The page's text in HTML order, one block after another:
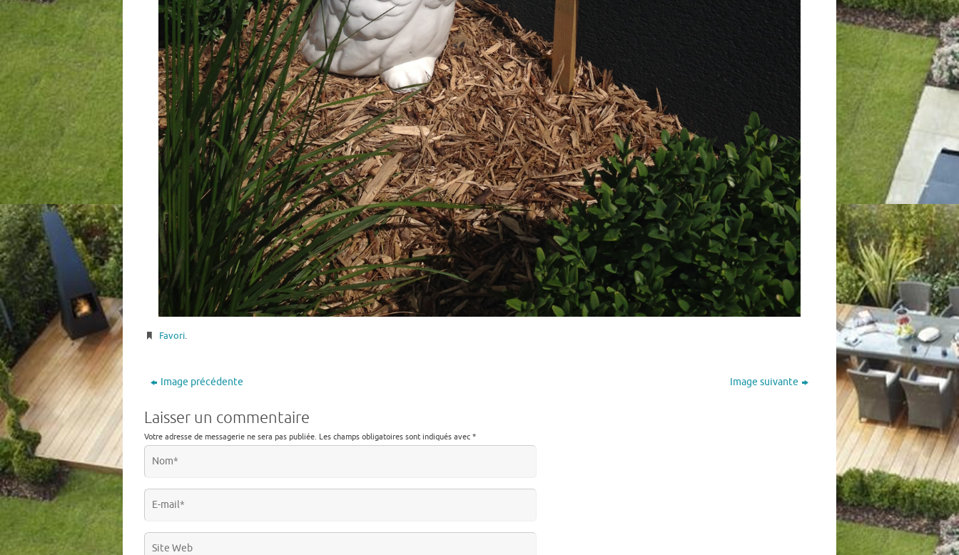
Favori.
Image précédente Image suivante
Laisser un commentaire
Votre adresse de messagerie ne sera pas publiée. Les champs obligatoires sont indiqués avec *